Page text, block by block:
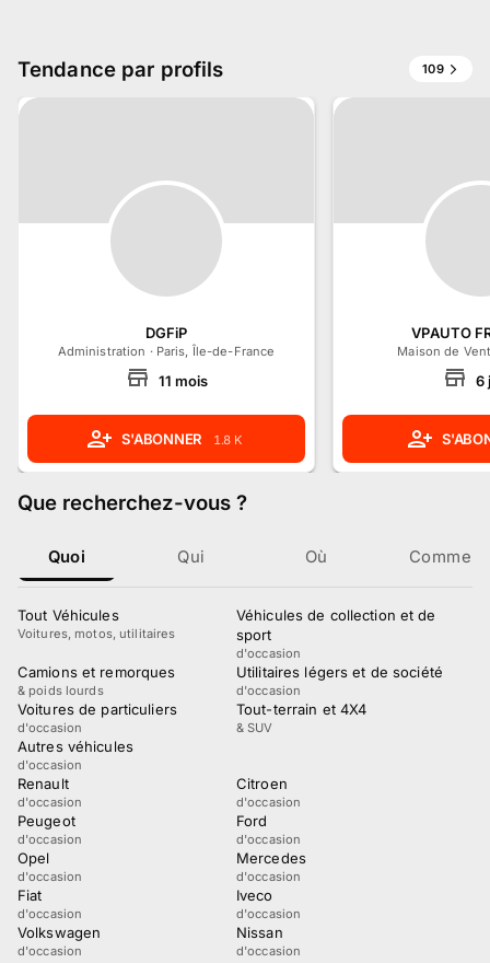
Tendance par profils 109
DGFiP
Administration · Paris, Île-de-France
11 mois
S'ABONNER 1.8 K
VPAUTO
Maison de
6
Que recherchez-vous ?
Quoi Qui Où Comment
Tout Véhicules
Voitures, motos, utilitaires
Véhicules de collection et de
sport
d'occasion
Camions et remorques
& poids lourds
Utilitaires légers et de société
d'occasion
Voitures de particuliers
d'occasion
Tout-terrain et 4X4
& SUV
Autres véhicules
d'occasion
Renault
d'occasion
Citroen
d'occasion
Peugeot
d'occasion
Ford
d'occasion
Opel
d'occasion
Mercedes
d'occasion
Fiat
d'occasion
Iveco
d'occasion
Volkswagen
d'occasion
Nissan
d'occasion